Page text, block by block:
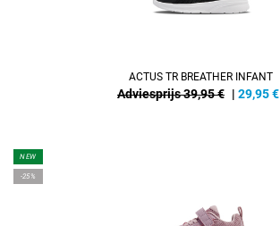
ACTUS TR BREATHER INFANT
Adviesprijs 39,95 € | 29,95€
NEW
-25%